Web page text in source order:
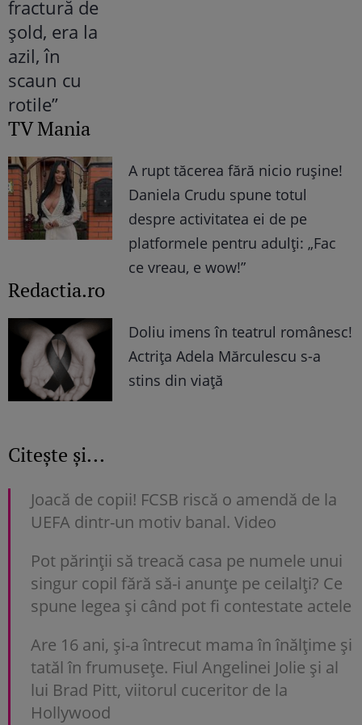
TV Mania
A rupt tăcerea fără nicio rușine!
Daniela Crudu spune totul
despre activitatea ei de pe
platformele pentru adulți: „Fac
ce vreau, e wow!”
Redactia.ro
Doliu imens în teatrul românesc!
Actrița Adela Mărculescu s-a
stins din viață
Citește și...
Joacă de copii! FCSB riscă o amendă de la
UEFA dintr-un motiv banal. Video
Pot părinții să treacă casa pe numele unui
singur copil fără să-i anunțe pe ceilalți? Ce
spune legea și când pot fi contestate actele
Are 16 ani, și-a întrecut mama în înălțime și
tatăl în frumusețe. Fiul Angelinei Jolie și al
lui Brad Pitt, viitorul cuceritor de la
Hollywood